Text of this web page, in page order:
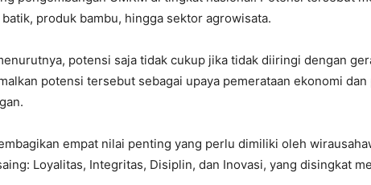
produk bambu, hingga sektor agrowisata.
potensi saja tidak cukup jika tidak diiringi dengan
potensi tersebut sebagai upaya pemerataan ekonomi dan
empat nilai penting yang perlu dimiliki oleh
Loyalitas, Integritas, Disiplin, dan Inovasi, yang disingkat